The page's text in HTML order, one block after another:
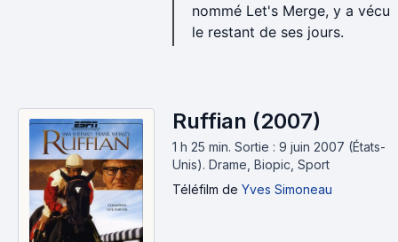
nommé Let's Merge, y a vécu
le restant de ses jours.
Ruffian (2007)
1 h 25 min. Sortie : 9 juin 2007 (États-
Unis). Drame, Biopic, Sport
Téléfilm de Yves Simoneau